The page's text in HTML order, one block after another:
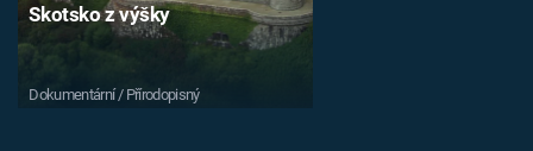
Skotsko z výšky
Dokumentární / Přírodopisný